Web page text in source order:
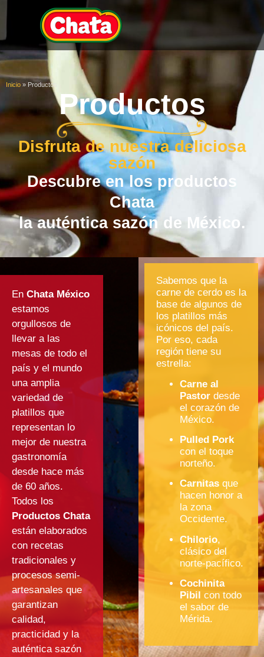
Inicio » Productos
Productos
Disfruta de nuestra deliciosa
sazón
Descubre en los productos
Chata
la auténtica sazón de México.
En Chata México
estamos
orgullosos de
llevar a las
mesas de todo el
país y el mundo
una amplia
variedad de
platillos que
representan lo
mejor de nuestra
gastronomía
desde hace más
de 60 años.
Todos los
Productos Chata
están elaborados
con recetas
tradicionales y
procesos semi-
artesanales que
garantizan
calidad,
practicidad y la
auténtica sazón
Sabemos que la
carne de cerdo es la
base de algunos de
los platillos más
icónicos del país.
Por eso, cada
región tiene su
estrella:
Carne al
Pastordesde
el corazón de
México.
Pulled Pork
con el toque
norteño.
Carnitasque
hacen honor a
la zona
Occidente.
Chilorio,
clásico del
norte-pacífico.
Cochinita
Pibil con todo
el sabor de
Mérida.